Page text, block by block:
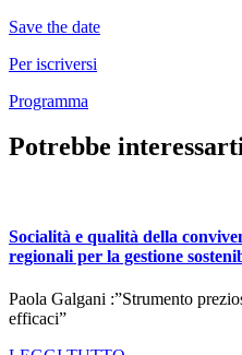
Save the date
Per iscriversi
Programma
Potrebbe
Socialità e qualità della
regionali per la gestione
Paola Galgani :”Strumento
efficaci”